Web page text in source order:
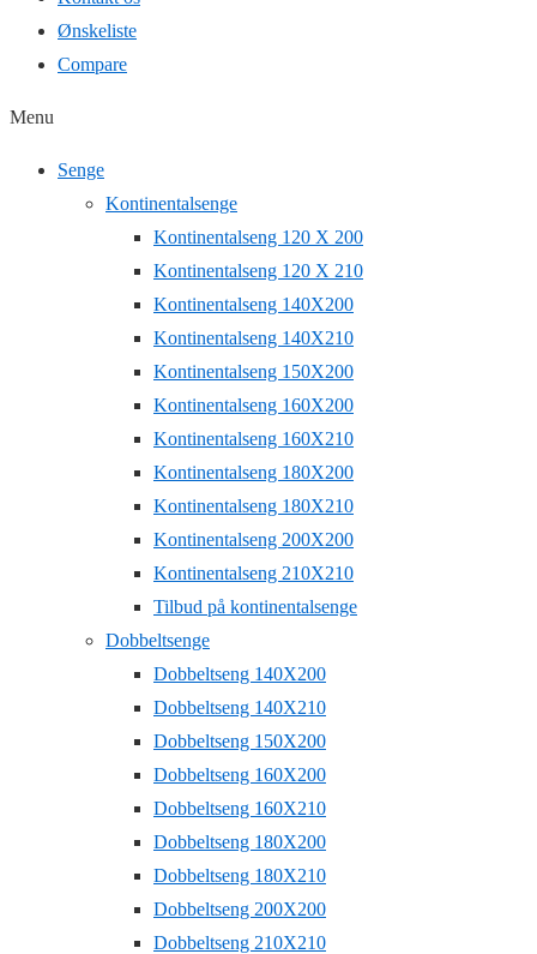
Ønskeliste
Compare
Menu
Senge
Kontinentalsenge
Kontinentalseng 120 X 200
Kontinentalseng 120 X 210
Kontinentalseng 140X200
Kontinentalseng 140X210
Kontinentalseng 150X200
Kontinentalseng 160X200
Kontinentalseng 160X210
Kontinentalseng 180X200
Kontinentalseng 180X210
Kontinentalseng 200X200
Kontinentalseng 210X210
Tilbud på kontinentalsenge
Dobbeltsenge
Dobbeltseng 140X200
Dobbeltseng 140X210
Dobbeltseng 150X200
Dobbeltseng 160X200
Dobbeltseng 160X210
Dobbeltseng 180X200
Dobbeltseng 180X210
Dobbeltseng 200X200
Dobbeltseng 210X210